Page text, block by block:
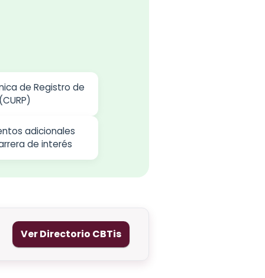
de Registro de
adicionales
de interés
Ver Directorio CBTis